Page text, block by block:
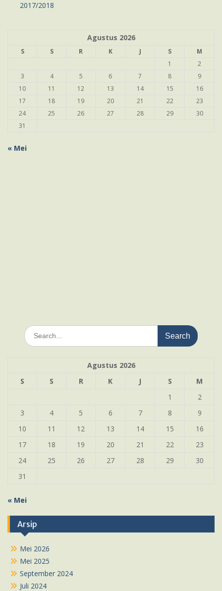
2017/2018
Agustus 2026
S S R K J S
M
1
2
3
4 5 6 7 8
9
10
11 12 13 14 15
16
17
18 19 20 21 22
23
24
25 26 27 28 29
30
31
« Mei
Search
for:
Agustus 2026
S
S R K J S
M
1
2
3
4 5 6 7 8
9
10
11 12 13 14 15
16
17
18 19 20 21 22
23
24
25 26 27 28 29
30
31
« Mei
Arsip
Mei 2026
Mei 2025
September 2024
Juli 2024